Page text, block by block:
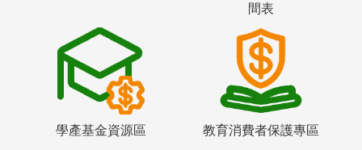
間表
學產基金資源區 教育消費者保護專區